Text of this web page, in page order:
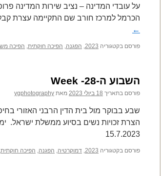
הכרמל למרכז חורב שם התקיימה עצרת
←
פורסם בקטגוריה 2023
, הפגנה, הפיכה חוקתית, הפיכה
השבוע ה-28- Week
פורסם בתאריך 18 ביולי 2023 מאת ygphotography
15.7.2023
פורסם בקטגוריה 2023
, דמוקרטיה, הפגנה, הפיכה חוקתית,